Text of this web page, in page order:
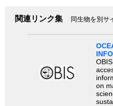
関連リンク集 同生物を別サ
on